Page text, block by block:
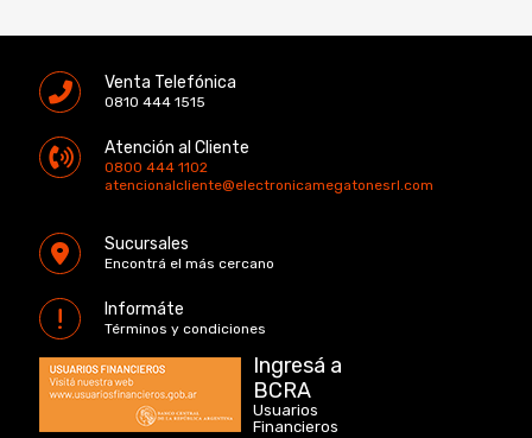
Venta Telefónica
0810 444 1515
Atención al Cliente
0800 444 1102
atencionalcliente@electronicamegatonesrl.com
Sucursales
Encontrá el más cercano
Informáte
Términos y condiciones
Ingresá a
BCRA
Usuarios
Financieros